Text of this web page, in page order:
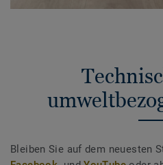
Bleiben Sie auf dem neuesten